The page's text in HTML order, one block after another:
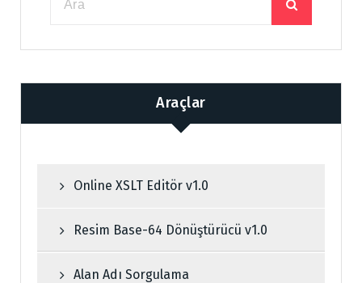
Araçlar
Online XSLT Editör v1.0
Resim Base-64 Dönüştürücü v1.0
Alan Adı Sorgulama